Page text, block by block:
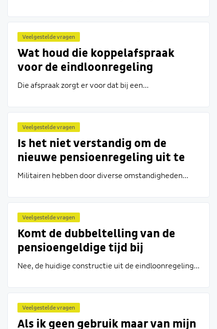
Veelgestelde vragen
Wat houd die koppelafspraak
voor de eindloonregeling
eigenlijk in?
Die afspraak zorgt er voor dat bij een...
Veelgestelde vragen
Is het niet verstandig om de
nieuwe pensioenregeling uit te
stellen als er nog vragen zijn
koppelafspraak?
Militairen hebben door diverse omstandigheden...
Veelgestelde vragen
Komt de dubbeltelling van de
pensioengeldige tijd bij
uitzending terug in de nieuwe
Nee, de huidige constructie uit de eindloonregeling...
Veelgestelde vragen
Als ik geen gebruik maar van mijn